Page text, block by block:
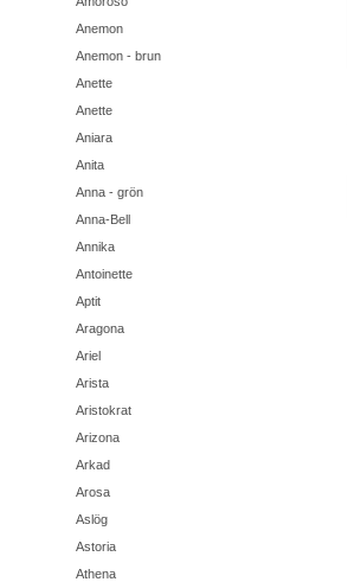
Anemon
Anemon - brun
Anette
Anette
Aniara
Anita
Anna - grön
Anna-Bell
Annika
Antoinette
Aptit
Aragona
Ariel
Arista
Aristokrat
Arizona
Arkad
Arosa
Aslög
Astoria
Athena